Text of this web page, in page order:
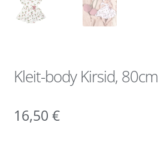
Kleit-body Kirsid, 80cm
16,50 €